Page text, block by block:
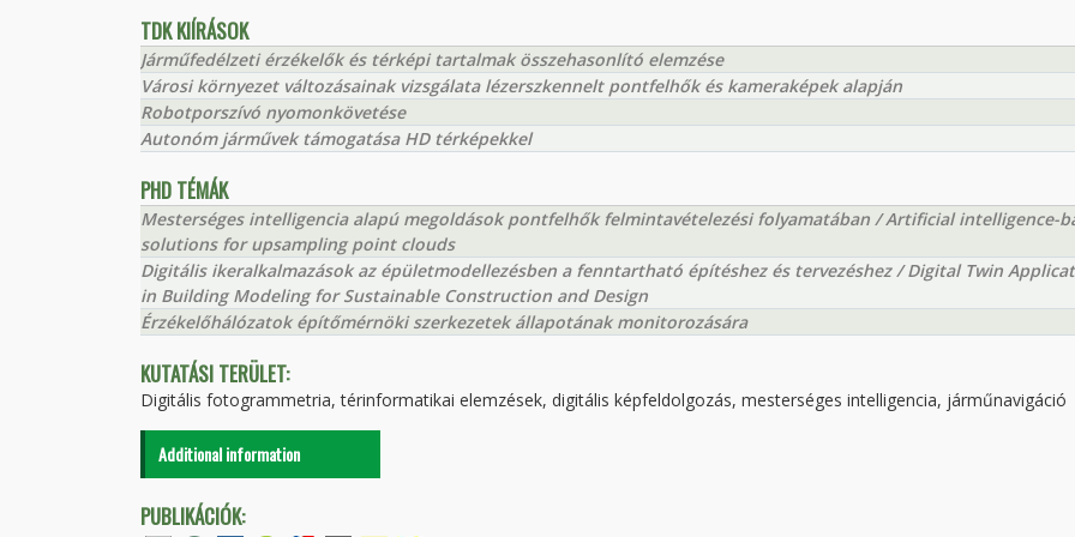
TDK KIÍRÁSOK
Járműfedélzeti érzékelők és térképi tartalmak összehasonlító elemzése
Városi környezet változásainak vizsgálata lézerszkennelt pontfelhők és kameraképek alapján
Robotporszívó nyomonkövetése
Autonóm járművek támogatása HD térképekkel
PHD TÉMÁK
Mesterséges intelligencia alapú megoldások pontfelhők felmintavételezési folyamatában / Artificial intelligence-
solutions for upsampling point clouds
Digitális ikeralkalmazások az épületmodellezésben a fenntartható építéshez és tervezéshez / Digital Twin
in Building Modeling for Sustainable Construction and Design
Érzékelőhálózatok építőmérnöki szerkezetek állapotának monitorozására
KUTATÁSI TERÜLET:
Digitális fotogrammetria, térinformatikai elemzések, digitális képfeldolgozás, mesterséges intelligencia, járműnavigáció
Additional information
PUBLIKÁCIÓK: